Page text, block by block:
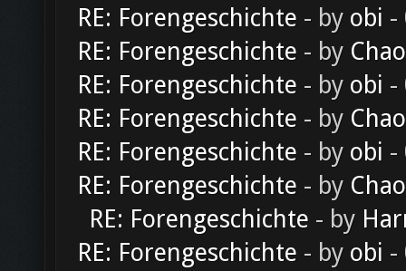
RE: Forengeschichte - by obi -
RE: Forengeschichte - by
RE: Forengeschichte - by obi -
RE: Forengeschichte - by
RE: Forengeschichte - by obi -
RE: Forengeschichte - by
RE: Forengeschichte - by
RE: Forengeschichte - by obi -